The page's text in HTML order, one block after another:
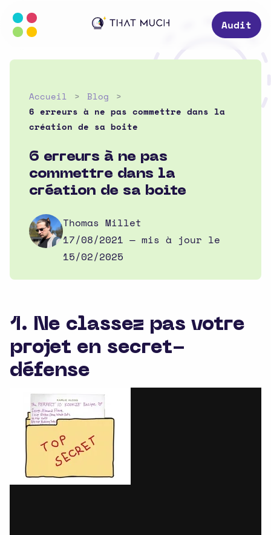
Audit
Accueil
Blog
6 erreurs à ne pas commettre dans la
création de sa boite
6 erreurs à ne pas
commettre dans la
création de sa boite
Thomas Millet
17/08/2021 — mis à jour le
15/02/2025
1. Ne classez pas votre
projet en secret-
défense